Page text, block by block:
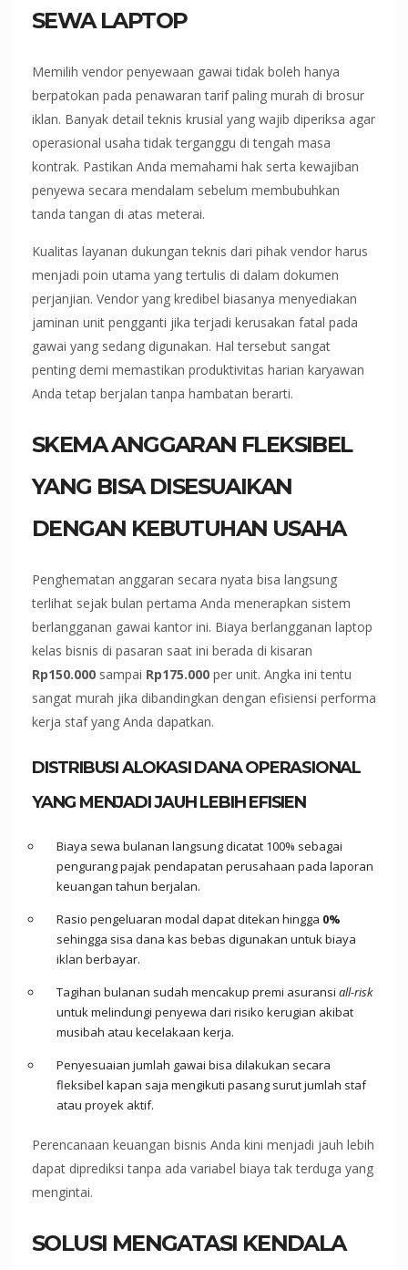
SEWA LAPTOP
Memilih vendor penyewaan gawai tidak boleh hanya
berpatokan pada penawaran tarif paling murah di brosur
iklan. Banyak detail teknis krusial yang wajib diperiksa agar
operasional usaha tidak terganggu di tengah masa
kontrak. Pastikan Anda memahami hak serta kewajiban
penyewa secara mendalam sebelum membubuhkan
tanda tangan di atas meterai.
Kualitas layanan dukungan teknis dari pihak vendor harus
menjadi poin utama yang tertulis di dalam dokumen
perjanjian. Vendor yang kredibel biasanya menyediakan
jaminan unit pengganti jika terjadi kerusakan fatal pada
gawai yang sedang digunakan. Hal tersebut sangat
penting demi memastikan produktivitas harian karyawan
Anda tetap berjalan tanpa hambatan berarti.
SKEMA ANGGARAN FLEKSIBEL
YANG BISA DISESUAIKAN
DENGAN KEBUTUHAN USAHA
Penghematan anggaran secara nyata bisa langsung
terlihat sejak bulan pertama Anda menerapkan sistem
berlangganan gawai kantor ini. Biaya berlangganan laptop
kelas bisnis di pasaran saat ini berada di kisaran
Rp150.000 sampai Rp175.000 per unit. Angka ini tentu
sangat murah jika dibandingkan dengan efisiensi performa
kerja staf yang Anda dapatkan.
DISTRIBUSI ALOKASI DANA OPERASIONAL
YANG MENJADI JAUH LEBIH EFISIEN
Biaya sewa bulanan langsung dicatat 100% sebagai
pengurang pajak pendapatan perusahaan pada laporan
keuangan tahun berjalan.
Rasio pengeluaran modal dapat ditekan hingga 0%
sehingga sisa dana kas bebas digunakan untuk biaya
iklan berbayar.
Tagihan bulanan sudah mencakup premi asuransi all-risk
untuk melindungi penyewa dari risiko kerugian akibat
musibah atau kecelakaan kerja.
Penyesuaian jumlah gawai bisa dilakukan secara
fleksibel kapan saja mengikuti pasang surut jumlah staf
atau proyek aktif.
Perencanaan keuangan bisnis Anda kini menjadi jauh lebih
dapat diprediksi tanpa ada variabel biaya tak terduga yang
mengintai.
SOLUSI MENGATASI KENDALA